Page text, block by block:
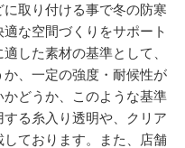
取り付ける事で冬の防寒
な空間づくりをサポート
した素材の基準として、
、一定の強度・耐候性が
どうか、このような基準
る糸入り透明や、クリア
ております。また、店舗